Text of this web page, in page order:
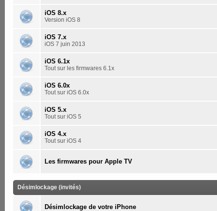
iOS 8.x
Version iOS 8
iOS 7.x
iOS 7 juin 2013
iOS 6.1x
Tout sur les firmwares 6.1x
iOS 6.0x
Tout sur iOS 6.0x
iOS 5.x
Tout sur iOS 5
iOS 4.x
Tout sur iOS 4
Les firmwares pour Apple TV
Désimlockage (invités)
Désimlockage de votre iPhone